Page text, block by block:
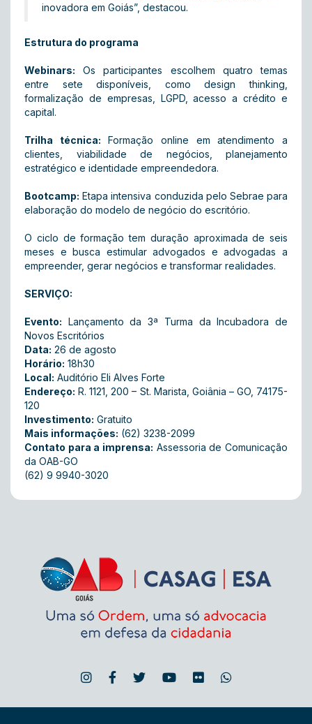
inovadora em Goiás”, destacou.
Estrutura do programa
Webinars: Os participantes escolhem quatro temas
entre sete disponíveis, como design thinking,
formalização de empresas, LGPD, acesso a crédito e
capital.
Trilha técnica: Formação online em atendimento a
clientes, viabilidade de negócios, planejamento
estratégico e identidade empreendedora.
Bootcamp: Etapa intensiva conduzida pelo Sebrae para
elaboração do modelo de negócio do escritório.
O ciclo de formação tem duração aproximada de seis
meses e busca estimular advogados e advogadas a
empreender, gerar negócios e transformar realidades.
SERVIÇO:
Evento: Lançamento da 3ª Turma da Incubadora de
Novos Escritórios
Data: 26 de agosto
Horário: 18h30
Local: Auditório Eli Alves Forte
Endereço: R. 1121, 200 – St. Marista, Goiânia – GO, 74175-
120
Investimento: Gratuito
Mais informações: (62) 3238-2099
Contato para a imprensa: Assessoria de Comunicação
da OAB-GO
(62) 9 9940-3020